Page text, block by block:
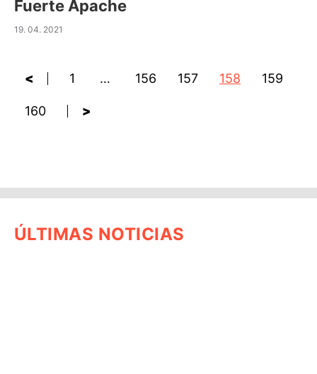
Fuerte Apache
19. 04. 2021
< 1 … 156 157 158 159
160 >
ÚLTIMAS NOTICIAS